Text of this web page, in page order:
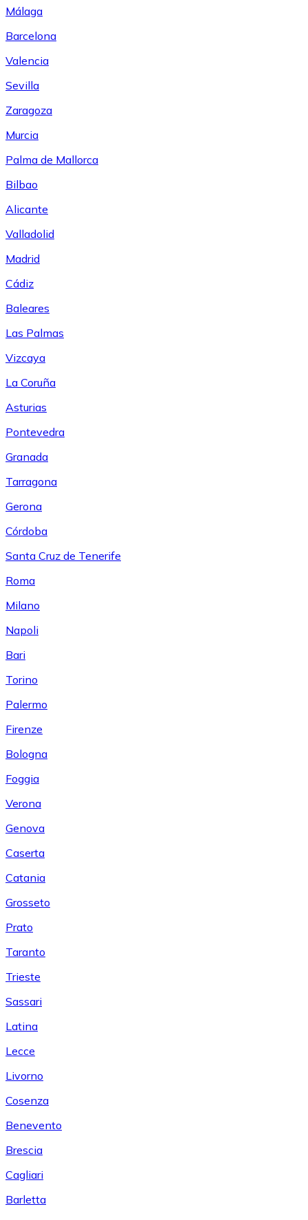
Málaga
Barcelona
Valencia
Sevilla
Zaragoza
Murcia
Palma de Mallorca
Bilbao
Alicante
Valladolid
Madrid
Cádiz
Baleares
Las Palmas
Vizcaya
La Coruña
Asturias
Pontevedra
Granada
Tarragona
Gerona
Córdoba
Santa Cruz de Tenerife
Roma
Milano
Napoli
Bari
Torino
Palermo
Firenze
Bologna
Foggia
Verona
Genova
Caserta
Catania
Grosseto
Prato
Taranto
Trieste
Sassari
Latina
Lecce
Livorno
Cosenza
Benevento
Brescia
Cagliari
Barletta